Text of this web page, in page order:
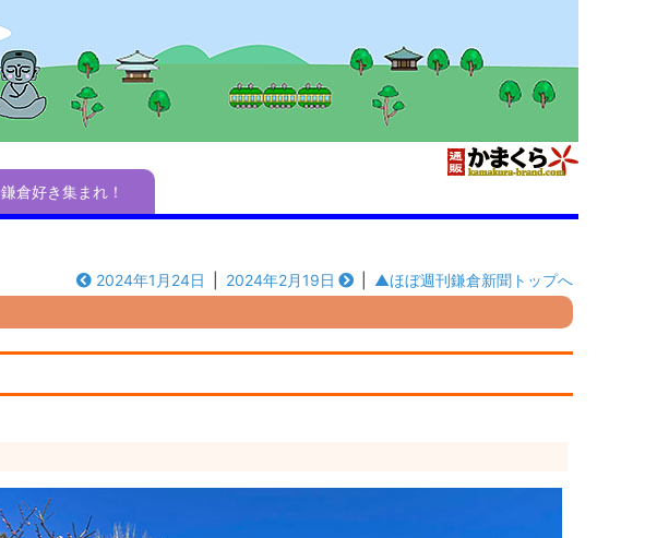
鎌倉好き集まれ！
2024年1月24日 2024年2月19日 ▲ほぼ週刊鎌倉新聞トップへ